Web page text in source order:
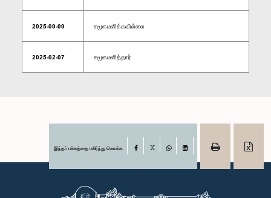
2025-09-09 சமூகமளிக்கவில்லை
2025-02-07 சமூகமளித்தார்
இந்தப் பக்கத்தை பகிர்ந்து கொள்க Facebook